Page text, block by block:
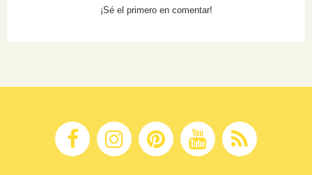
¡Sé el primero en comentar!